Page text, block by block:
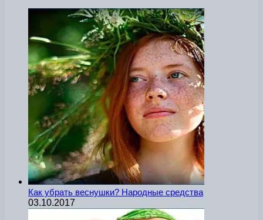
Как убрать веснушки? Народные средства
03.10.2017